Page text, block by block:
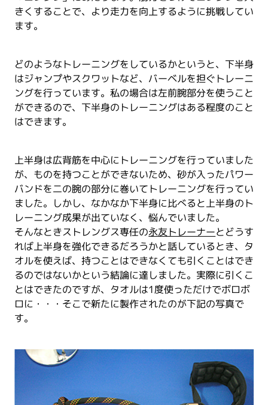
きくすることで、より走力を向上するように挑戦してい
ます。
どのようなトレーニングをしているかというと、下半身
はジャンプやスクワットなど、バーベルを担ぐトレーニ
ングを行っています。私の場合は左前腕部分を使うこと
ができるので、下半身のトレーニングはある程度のこと
はできます。
上半身は広背筋を中心にトレーニングを行っていました
が、ものを持つことができないため、砂が入ったパワー
バンドを二の腕の部分に巻いてトレーニングを行ってい
ました。しかし、なかなか下半身に比べると上半身のト
レーニング成果が出ていなく、悩んでいました。
そんなときストレングス専任の永友トレーナーとどうす
れば上半身を強化できるだろうかと話しているとき、タ
オルを使えば、持つことはできなくても引くことはでき
るのではないかという結論に達しました。実際に引くこ
とはできたのですが、タオルは1度使っただけでボロボ
ロに・・・そこで新たに製作されたのが下記の写真で
す。